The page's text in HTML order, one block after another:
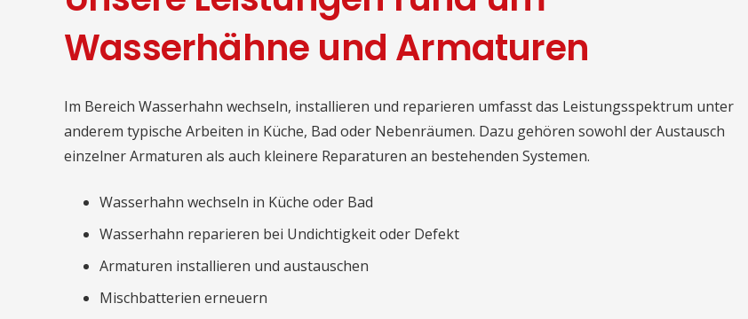
Wasserhähne und Armaturen
Im Bereich Wasserhahn wechseln, installieren und reparieren umfasst das Leistungsspektrum unter
anderem typische Arbeiten in Küche, Bad oder Nebenräumen. Dazu gehören sowohl der Austausch
einzelner Armaturen als auch kleinere Reparaturen an bestehenden Systemen.
Wasserhahn wechseln in Küche oder Bad
Wasserhahn reparieren bei Undichtigkeit oder Defekt
Armaturen installieren und austauschen
Mischbatterien erneuern